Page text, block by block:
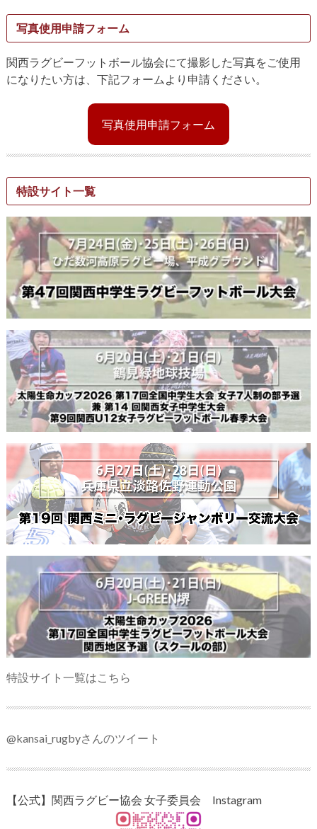
写真使用申請フォーム
関西ラグビーフットボール協会にて撮影した写真をご使用
になりたい方は、下記フォームより申請ください。
写真使用申請フォーム
特設サイト一覧
特設サイト一覧はこちら
@kansai_rugbyさんのツイート
【公式】関西ラグビー協会 女子委員会 Instagram